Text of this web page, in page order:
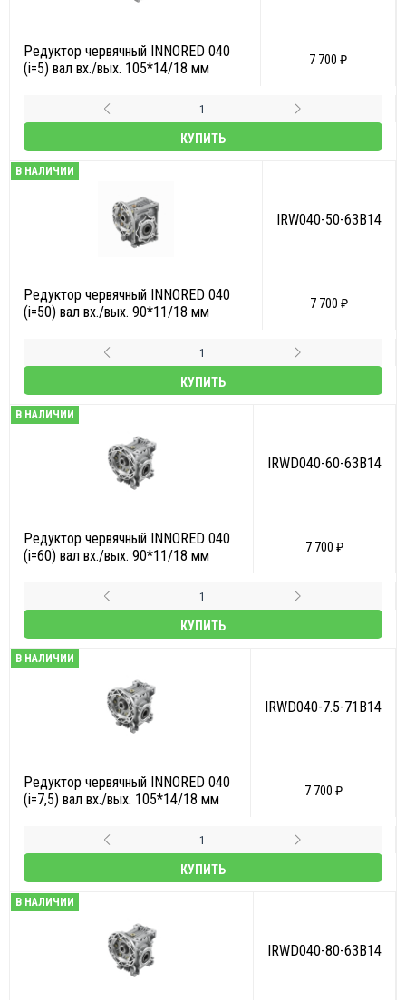
Редуктор червячный INNORED 040
(i=5) вал вх./вых. 105*14/18 мм
7 700 ₽
КУПИТЬ
В НАЛИЧИИ
IRW040-50-63B14
Редуктор червячный INNORED 040
(i=50) вал вх./вых. 90*11/18 мм
7 700 ₽
КУПИТЬ
В НАЛИЧИИ
IRWD040-60-63B14
Редуктор червячный INNORED 040
(i=60) вал вх./вых. 90*11/18 мм
7 700 ₽
КУПИТЬ
В НАЛИЧИИ
IRWD040-7.5-71B14
Редуктор червячный INNORED 040
(i=7,5) вал вх./вых. 105*14/18 мм
7 700 ₽
КУПИТЬ
В НАЛИЧИИ
IRWD040-80-63B14